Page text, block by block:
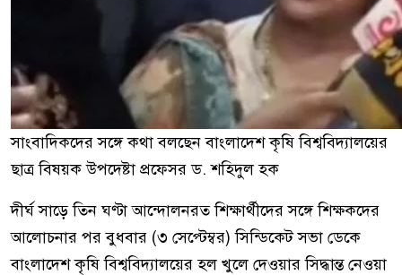
সাংবাদিকদের সঙ্গে কথা বলছেন বাংলাদেশ কৃষি বিশ্ববিদ্যালয়ের
ছাত্র বিষয়ক উপদেষ্টা প্রফেসর ড. শহিদুলহক
দীর্ঘ সাড়ে তিন ঘণ্টা আন্দোলনরত শিক্ষার্থীদের সঙ্গে শিক্ষকদের
আলোচনার পর বুধবার (৩ সেপ্টেম্বর) সিন্ডিকেট সভা ডেকে
বাংলাদেশ কৃষি বিশ্ববিদ্যালয়ের হল খুলে দেওয়ার সিদ্ধান্ত নেওয়া